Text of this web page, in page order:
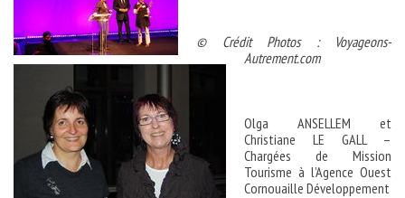
© Crédit Photos : Voyageons-
Autrement.com
Olga ANSELLEM et
Christiane LE GALL –
Chargées de Mission
Tourisme à l’Agence Ouest
Cornouaille Développement